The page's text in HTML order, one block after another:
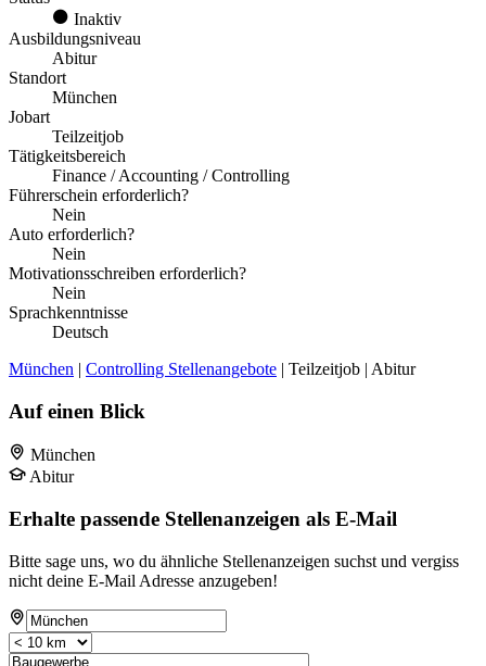
Inaktiv
Ausbildungsniveau
Abitur
Standort
München
Jobart
Teilzeitjob
Tätigkeitsbereich
Finance / Accounting / Controlling
Führerschein erforderlich?
Nein
Auto erforderlich?
Nein
Motivationsschreiben erforderlich?
Nein
Sprachkenntnisse
Deutsch
München | Controlling Stellenangebote | Teilzeitjob | Abitur
Auf einen Blick
München
Abitur
Erhalte passende Stellenanzeigen als E-Mail
Bitte sage uns, wo du ähnliche Stellenanzeigen suchst und vergiss
nicht deine E-Mail Adresse anzugeben!